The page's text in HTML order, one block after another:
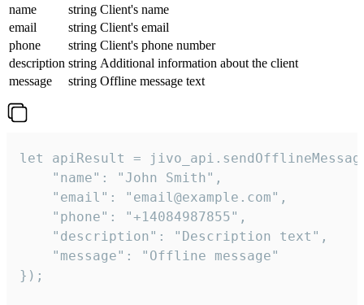
name
string Client's name
email
string Client's email
phone
string Client's phone number
description string Additional information about the client
message
string Offline message text
let apiResult =
    "name": "John Smith",
    "email": "email@example.com",
    "phone": "+14084987855",
    "description": "Description text",
    "message": "Offline message"
});